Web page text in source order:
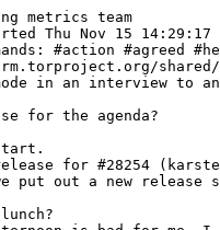
metrics team
in an interview to